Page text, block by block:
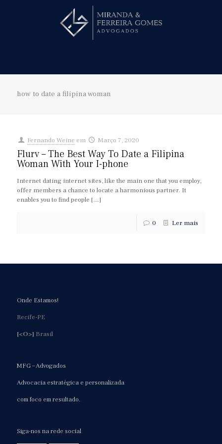
how to date a filipina woman
Fernando Weine em Março 7, 2020
Flurv – The Best Way To Date a Filipina
Woman With Your I-phone
Internet dating internet sites, like the main one that you employ,
offer members a chance to locate a harmonious partner. It
enables you to find people […]
0 Ler mais
Onde Estamos!
Recife-PE
[<O>] Brasil
MFG – Advogados
Advocacia estratégica e personalizada
com foco em resultado.
Siga-nos na rede social